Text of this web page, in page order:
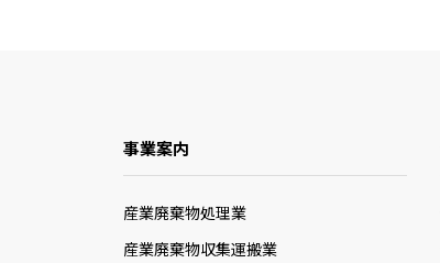
事業案内
産業廃棄物処理業
産業廃棄物収集運搬業